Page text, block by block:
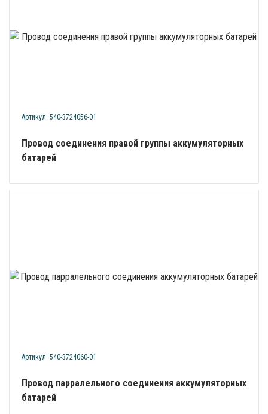
Артикул: 540-3724056-01
Провод соединения правой группы аккумуляторных
батарей
Артикул: 540-3724060-01
Провод парралельного соединения аккумуляторных
батарей